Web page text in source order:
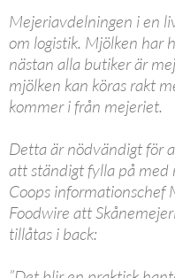
Mejeriavdelningen i en
om logistik. Mjölken har
nästan alla butiker är
mjölken kan köras rakt
kommer i från mejeriet.
Detta är nödvändigt för
att ständigt fylla på med
Coops informationschef
Foodwire att
tillåtas i back: